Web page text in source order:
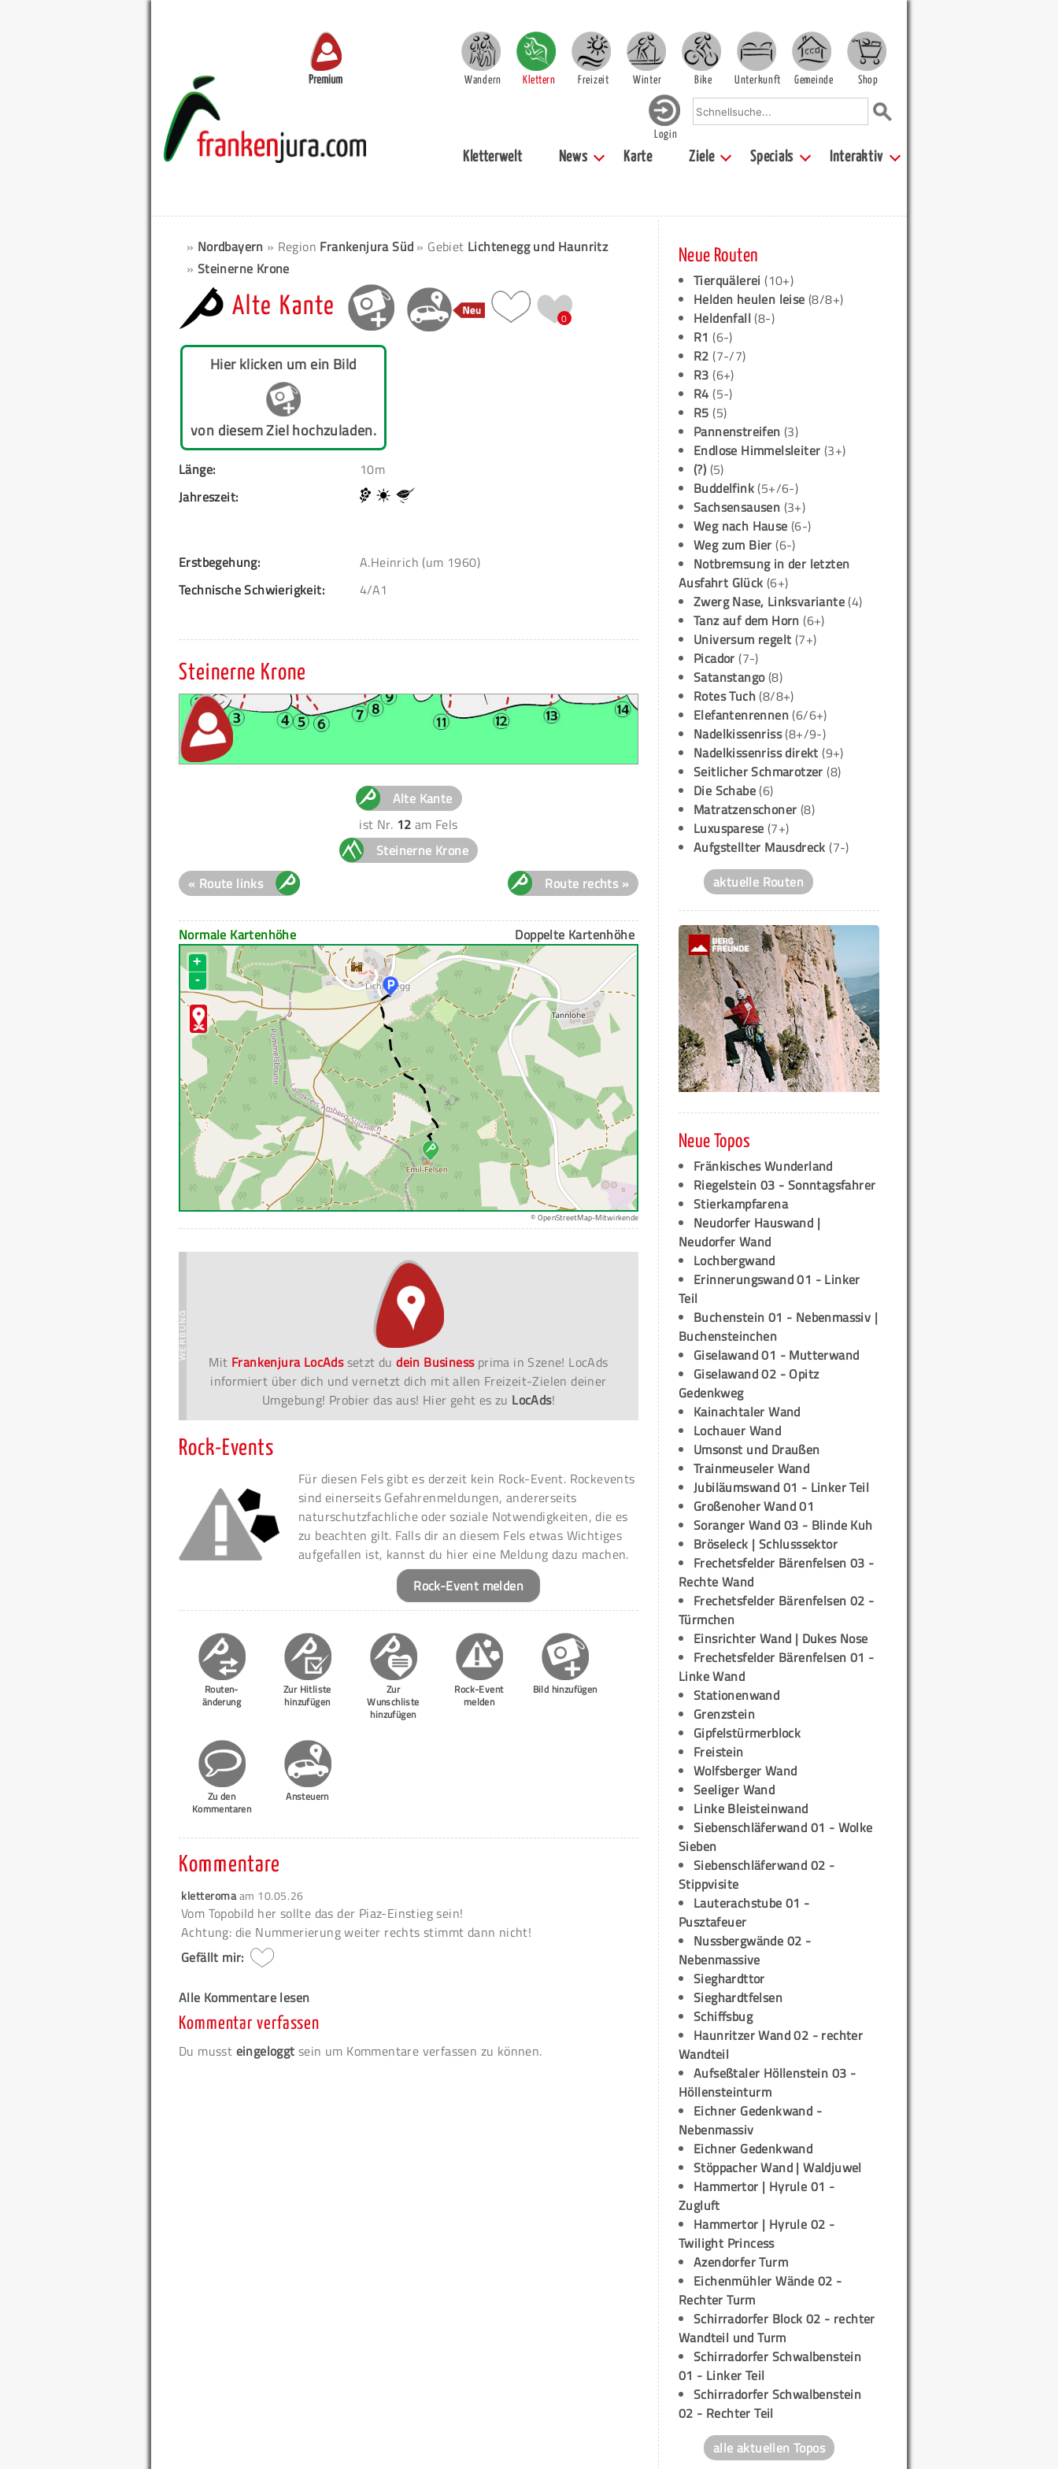
Premium Wandern Klettern Freizeit Winter Bike Unterkunft Gemeinde Shop
Login
Kletterwelt News Karte Ziele Specials Interaktiv
» Nordbayern » Region Frankenjura Süd » Gebiet Lichtenegg und Haunritz
» Steinerne Krone
Alte Kante 0
Hier klicken um ein Bild
von diesem Ziel hochzuladen.
Länge:
10m
Jahreszeit:
Erstbegehung:
A.Heinrich (um 1960)
Technische Schwierigkeit:
4/A1
Steinerne Krone
Alte Kante
ist Nr. 12 am Fels
Steinerne Krone
« Route links
Route rechts »
Normale Kartenhöhe Doppelte Kartenhöhe
+
-
© OpenStreetMap-Mitwirkende
Mit Frankenjura LocAdssetzt dudein Businessprima in Szene! LocAds
informiert über dich und vernetzt dich mit allen Freizeit-Zielen deiner
Umgebung! Probier das aus! Hier geht es zu LocAds!
Rock-Events
Für diesen Fels gibt es derzeit kein Rock-Event. Rockevents
sind einerseits Gefahrenmeldungen, andererseits
naturschutzfachliche oder soziale Notwendigkeiten, die es
zu beachten gilt. Falls dir an diesem Fels etwas Wichtiges
aufgefallen ist, kannst du hier eine Meldung dazu machen.
Rock-Event melden
Routen-
änderung
Zur Hitliste
hinzufügen
Zur
Wunschliste
hinzufügen
Rock-Event
melden
Bild hinzufügen
Zu den
Kommentaren
Ansteuern
Kommentare
kletteromaam 10.05.26
Vom Topobild her sollte das der Piaz-Einstieg sein!
Achtung: die Nummerierung weiter rechts stimmt dann nicht!
Gefällt mir:
Alle Kommentare lesen
Kommentar verfassen
Du musst eingeloggt sein um Kommentare verfassen zu können.
Neue Routen
Tierquälerei (10+)
Helden heulen leise(8/8+)
Heldenfall(8-)
R1 (6-)
R2 (7-/7)
R3 (6+)
R4 (5-)
R5 (5)
Pannenstreifen (3)
Endlose Himmelsleiter (3+)
(?) (5)
Buddelfink(5+/6-)
Sachsensausen (3+)
Weg nach Hause (6-)
Weg zum Bier (6-)
Notbremsung in der letzten
Ausfahrt Glück (6+)
Zwerg Nase, Linksvariante(4)
Tanz auf dem Horn (6+)
Universum regelt (7+)
Picador (7-)
Satanstango(8)
Rotes Tuch(8/8+)
Elefantenrennen(6/6+)
Nadelkissenriss(8+/9-)
Nadelkissenriss direkt (9+)
Seitlicher Schmarotzer (8)
Die Schabe(6)
Matratzenschoner (8)
Luxusparese (7+)
Aufgstellter Mausdreck (7-)
aktuelle Routen
Neue Topos
Fränkisches Wunderland
Riegelstein 03 - Sonntagsfahrer
Stierkampfarena
Neudorfer Hauswand |
Neudorfer Wand
Lochbergwand
Erinnerungswand 01 - Linker
Teil
Buchenstein 01 - Nebenmassiv |
Buchensteinchen
Giselawand 01 - Mutterwand
Giselawand 02 - Opitz
Gedenkweg
Kainachtaler Wand
Lochauer Wand
Umsonst und Draußen
Trainmeuseler Wand
Jubiläumswand 01 - Linker Teil
Großenoher Wand 01
Soranger Wand 03 - Blinde Kuh
Bröseleck | Schlusssektor
Frechetsfelder Bärenfelsen 03 -
Rechte Wand
Frechetsfelder Bärenfelsen 02 -
Türmchen
Einsrichter Wand | Dukes Nose
Frechetsfelder Bärenfelsen 01 -
Linke Wand
Stationenwand
Grenzstein
Gipfelstürmerblock
Freistein
Wolfsberger Wand
Seeliger Wand
Linke Bleisteinwand
Siebenschläferwand 01 - Wolke
Sieben
Siebenschläferwand 02 -
Stippvisite
Lauterachstube 01 -
Pusztafeuer
Nussbergwände 02 -
Nebenmassive
Sieghardttor
Sieghardtfelsen
Schiffsbug
Haunritzer Wand 02 - rechter
Wandteil
Aufseßtaler Höllenstein 03 -
Höllensteinturm
Eichner Gedenkwand -
Nebenmassiv
Eichner Gedenkwand
Stöppacher Wand | Waldjuwel
Hammertor | Hyrule 01 -
Zugluft
Hammertor | Hyrule 02 -
Twilight Princess
Azendorfer Turm
Eichenmühler Wände 02 -
Rechter Turm
Schirradorfer Block 02 - rechter
Wandteil und Turm
Schirradorfer Schwalbenstein
01 - Linker Teil
Schirradorfer Schwalbenstein
02 - Rechter Teil
alle aktuellen Topos